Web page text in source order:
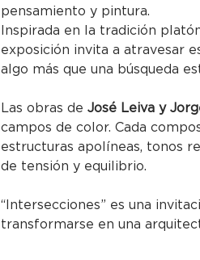
pensamiento y pintura.
Inspirada en la tradición
exposición invita a atravesar
algo más que una búsqueda
Las obras de José Leiva y
campos de color. Cada
estructuras apolíneas, tonos
de tensión y equilibrio.
“Intersecciones” es una
transformarse en una